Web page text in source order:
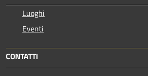
Luoghi
Eventi
CONTATTI